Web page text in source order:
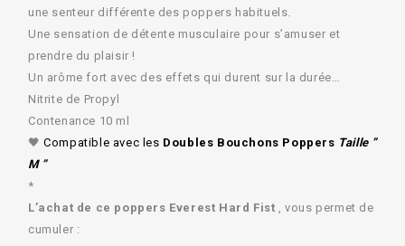
une senteur différente des poppers habituels.
Une sensation de détente musculaire pour s’amuser et
prendre du plaisir !
Un arôme fort avec des effets qui durent sur la durée…
Nitrite de Propyl
Contenance 10 ml
🖤Compatible avec les Doubles Bouchons Poppers Taille ”
M ”
*
L’achat de ce poppers Everest Hard Fist , vous permet de
cumuler :